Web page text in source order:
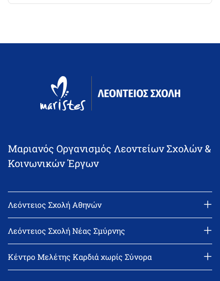
Μαριανός Οργανισμός Λεοντείων Σχολών &
Κοινωνικών Έργων
Λεόντειος Σχολή Αθηνών
email: l_leonin@leonteiosedu.gr
Λεόντειος Σχολή Νέας Σμύρνης
email: info@leonteiosns.gr
Κέντρο Μελέτης Καρδιά χωρίς Σύνορα